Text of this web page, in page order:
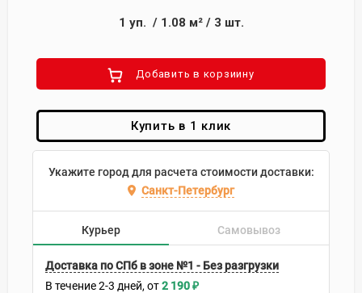
1 уп. / 1.08 м²/ 3 шт.
Добавить в корзиину
Купить в 1 клик
Укажите город для расчета стоимости доставки:
Санкт-Петербург
Курьер Самовывоз
Доставка по СПб в зоне №1 - Без разгрузки
В течение2-3 дней 2 190₽